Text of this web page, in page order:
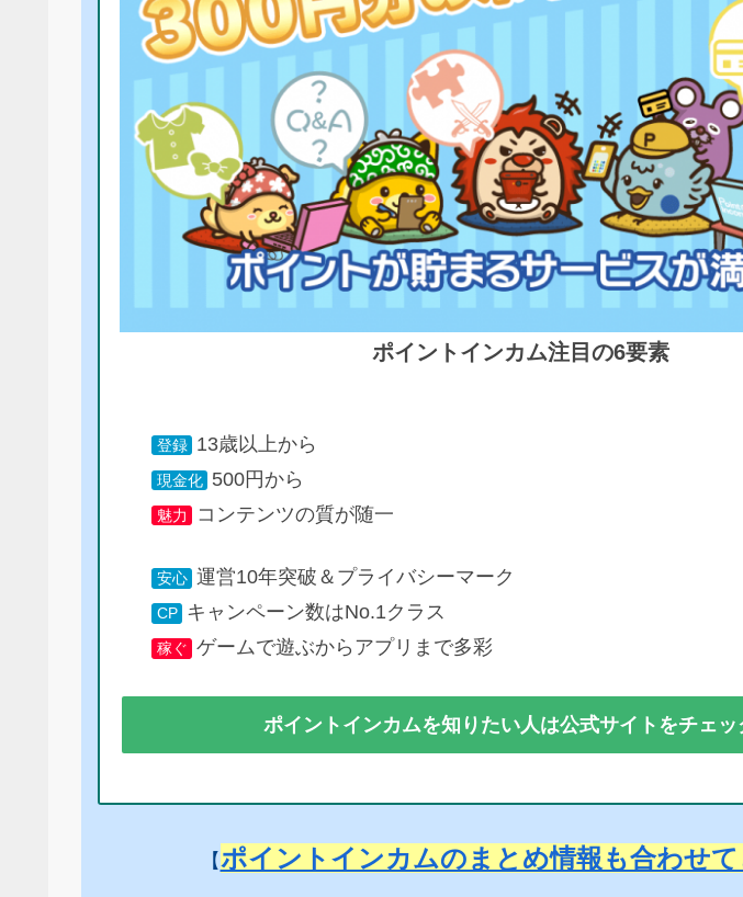
ポイントインカム注目の6要素
登録 13歳以上から
現金化 500円から
魅力 コンテンツの質が随一
安心 運営10年突破＆プライバシーマーク
CP キャンペーン数はNo.1クラス
稼ぐ ゲームで遊ぶからアプリまで多彩
ポイントインカムを知りたい人は公式サイトをチェッ
【ポイントインカムのまとめ情報も合わせ